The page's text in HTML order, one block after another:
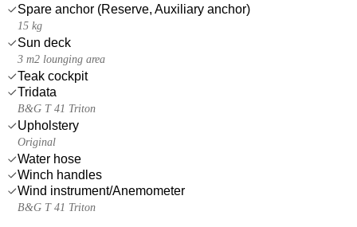
Spare anchor (Reserve, Auxiliary anchor)
15 kg
Sun deck
3 m2 lounging area
Teak cockpit
Tridata
B&G T 41 Triton
Upholstery
Original
Water hose
Winch handles
Wind instrument/Anemometer
B&G T 41 Triton